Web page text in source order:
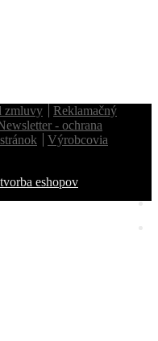
zmluvy
Reklamačný
- ochrana
Výrobcovia
eshopov